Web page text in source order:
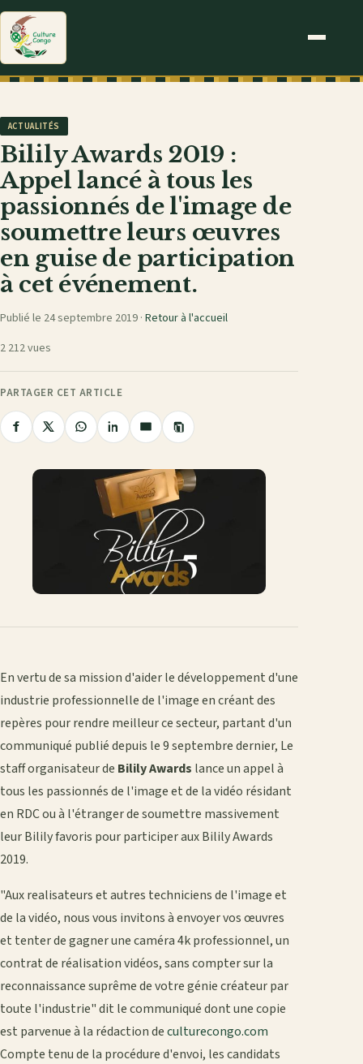
ACTUALITÉS
Bilily Awards 2019 :
Appel lancé à tous les
passionnés de l'image de
soumettre leurs œuvres
en guise de participation
à cet événement.
Publié le 24 septembre 2019 · Retour à l'accueil
2 212 vues
PARTAGER CET ARTICLE
Partager
Facebook
PartagerPartager
WhatsApp
Partager
LinkedIn
Partager
e-
mail
Copier
le
En vertu de sa mission d'aider le développement d'une
industrie professionnelle de l'image en créant des
repères pour rendre meilleur ce secteur, partant d'un
communiqué publié depuis le 9 septembre dernier, Le
staff organisateur de Bilily Awards lance un appel à
tous les passionnés de l'image et de la vidéo résidant
en RDC ou à l'étranger de soumettre massivement
leur Bilily favoris pour participer aux Bilily Awards
2019.
"Aux realisateurs et autres techniciens de l'image et
de la vidéo, nous vous invitons à envoyer vos œuvres
et tenter de gagner une caméra 4k professionnel, un
contrat de réalisation vidéos, sans compter sur la
reconnaissance suprême de votre génie créateur par
toute l'industrie" dit le communiqué dont une copie
est parvenue à la rédaction deculturecongo.com
Compte tenu de la procédure d'envoi, les candidats